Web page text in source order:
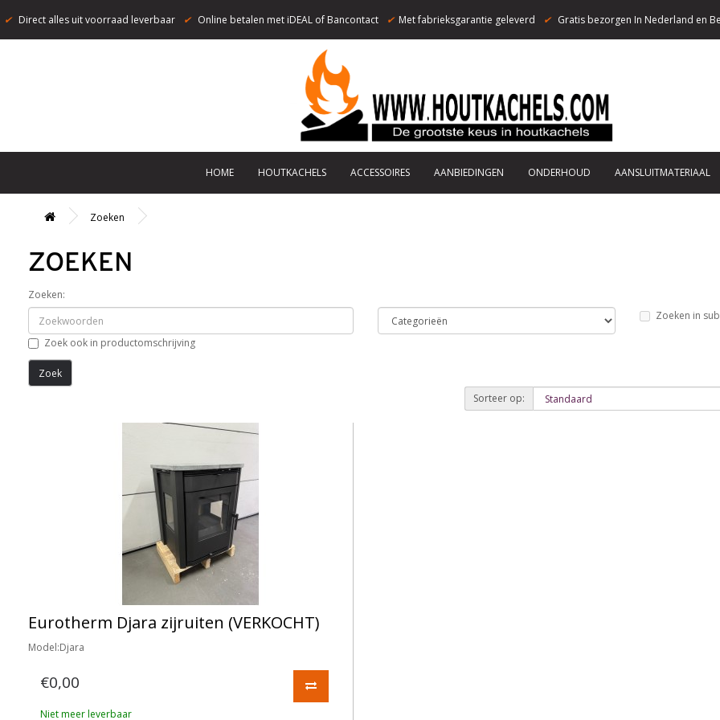
✔ Direct alles uit voorraad leverbaar ✔ Online betalen met iDEAL of Bancontact ✔ Met fabrieksgarantie geleverd ✔ Gratis bezorgen In Nederland en
HOME HOUTKACHELS ACCESSOIRES AANBIEDINGEN ONDERHOUD AANSLUITMATERIAAL
Zoeken
ZOEKEN
Zoeken:
Zoeken in
Zoek ook in productomschrijving
Sorteer op:
Eurotherm Djara zijruiten (VERKOCHT)
Model:Djara
€0,00
Niet meer leverbaar